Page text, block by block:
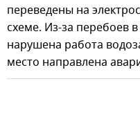
переведены на
схеме. Из-за перебоев
нарушена работа
место направлена